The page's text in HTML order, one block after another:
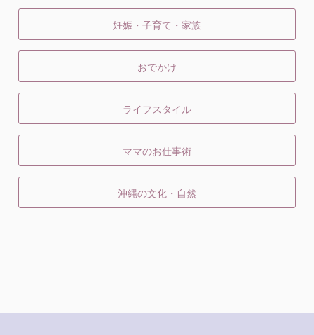
妊娠・子育て・家族
おでかけ
ライフスタイル
ママのお仕事術
沖縄の文化・自然